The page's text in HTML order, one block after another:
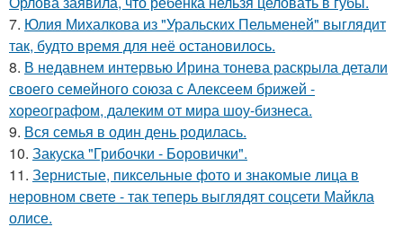
7. Юлия Михалкова из "Уральских Пельменей" выглядит
так, будто время для неё остановилось.
8. В недавнем интервью Ирина тонева раскрыла детали
своего семейного союза с Алексеем брижей -
хореографом, далеким от мира шоу-бизнеса.
9. Вся семья в один день родилась.
10. Закуска "Грибочки - Боровички".
11. Зернистые, пиксельные фото и знакомые лица в
неровном свете - так теперь выглядят соцсети Майкла
олисе.